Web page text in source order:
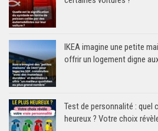
IKEA imagine une petite
offrir un logement digne
Test de personnalité : quel
heureux ? Votre choix